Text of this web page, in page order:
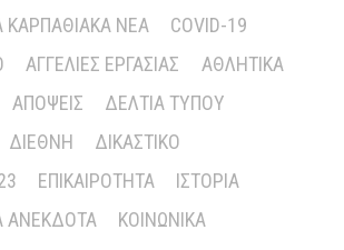
ΚΑΡΠΑΘΙΑΚΆ ΝΈΑ
COVID-19
ΑΓΓΕΛΊΕΣ ΕΡΓΑΣΊΑΣ
ΑΘΛΗΤΙΚΆ
ΑΠΌΨΕΙΣ
ΔΕΛΤΊΑ ΤΎΠΟΥ
ΔΙΕΘΝΉ
ΔΙΚΑΣΤΙΚΌ
ΕΠΙΚΑΙΡΌΤΗΤΑ
ΙΣΤΟΡΊΑ
ΑΝΈΚΔΟΤΑ
ΚΟΙΝΩΝΙΚΆ